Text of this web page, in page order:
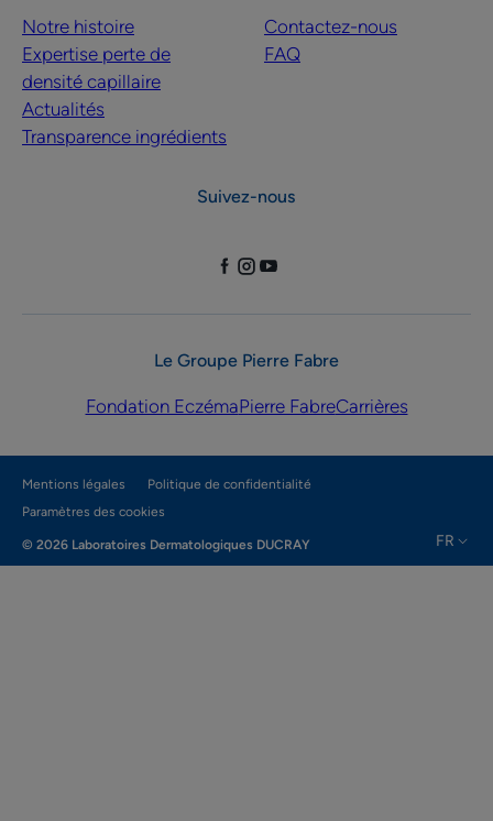
Notre histoire
Expertise perte de
densité capillaire
Actualités
Transparence ingrédients
Contactez-nous
FAQ
Suivez-nous
Le Groupe Pierre Fabre
Fondation EczémaPierre FabreCarrières
Mentions légales
Politique de confidentialité
Paramètres des cookies
© 2026 Laboratoires Dermatologiques DUCRAY FR